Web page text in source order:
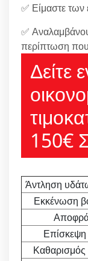
✅ Είμαστε
✅
περίπτωση
Δείτε
150€
Άντληση
Εκκένωση
Επίσκεψη
Καθαρισμός